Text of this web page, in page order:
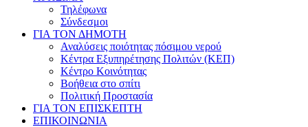
Τηλέφωνα
Σύνδεσμοι
ΓΙΑ ΤΟΝ ΔΗΜΟΤΗ
Αναλύσεις ποιότητας πόσιμου νερού
Κέντρα Εξυπηρέτησης Πολιτών (ΚΕΠ)
Κέντρο Κοινότητας
Βοήθεια στο σπίτι
Πολιτική Προστασία
ΓΙΑ ΤΟΝ ΕΠΙΣΚΕΠΤΗ
ΕΠΙΚΟΙΝΩΝΙΑ